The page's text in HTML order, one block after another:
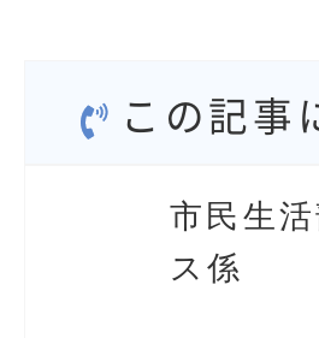
この記事
市民生
ス係